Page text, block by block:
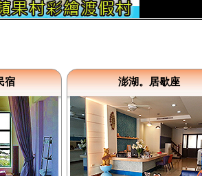
宿 澎湖。居歇座